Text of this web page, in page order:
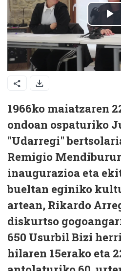
1966ko maiatzaren
ondoan ospaturiko
"Udarregi"
Remigio
inaugurazioa eta
bueltan eginiko
artean, Rikardo
diskurtso
650 Usurbil Bizi
hilaren 15erako eta